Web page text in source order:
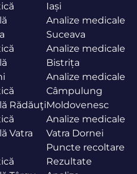
Rădăuţi
Vatra
Iași
Analize medicale
Suceava
Analize medicale
Bistrița
Analize medicale
Câmpulung
Moldovenesc
Analize medicale
Vatra Dornei
Puncte recoltare
Rezultate